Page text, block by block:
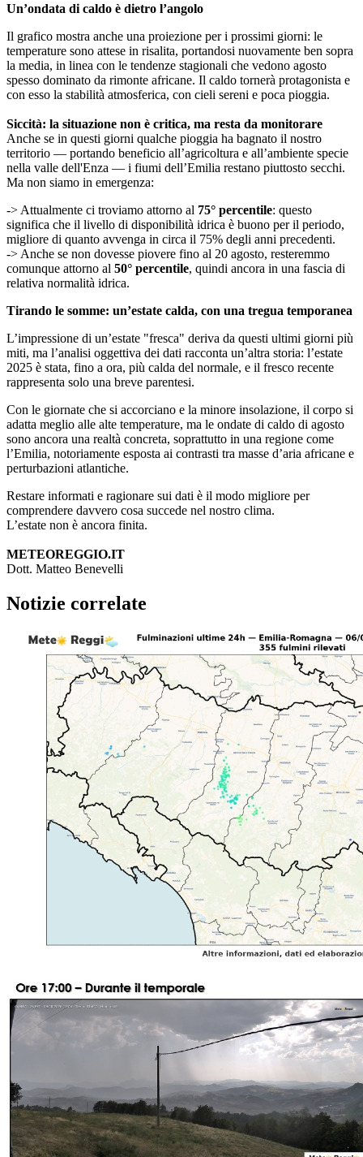
Un’ondata di caldo è dietro l’angolo
Il grafico mostra anche una proiezione per i prossimi giorni: le
temperature sono attese in risalita, portandosi nuovamente ben sopra
la media, in linea con le tendenze stagionali che vedono agosto
spesso dominato da rimonte africane. Il caldo tornerà protagonista e
con esso la stabilità atmosferica, con cieli sereni e poca pioggia.
Siccità: la situazione non è critica, ma resta da monitorare
Anche se in questi giorni qualche pioggia ha bagnato il nostro
territorio — portando beneficio all’agricoltura e all’ambiente specie
nella valle dell'Enza — i fiumi dell’Emilia restano piuttosto secchi.
Ma non siamo in emergenza:
-> Attualmente ci troviamo attorno al 75° percentile: questo
significa che il livello di disponibilità idrica è buono per il periodo,
migliore di quanto avvenga in circa il 75% degli anni precedenti.
-> Anche se non dovesse piovere fino al 20 agosto, resteremmo
comunque attorno al 50° percentile, quindi ancora in una fascia di
relativa normalità idrica.
Tirando le somme: un’estate calda, con una tregua temporanea
L’impressione di un’estate "fresca" deriva da questi ultimi giorni più
miti, ma l’analisi oggettiva dei dati racconta un’altra storia: l’estate
2025 è stata, fino a ora, più calda del normale, e il fresco recente
rappresenta solo una breve parentesi.
Con le giornate che si accorciano e la minore insolazione, il corpo si
adatta meglio alle alte temperature, ma le ondate di caldo di agosto
sono ancora una realtà concreta, soprattutto in una regione come
l’Emilia, notoriamente esposta ai contrasti tra masse d’aria africane e
perturbazioni atlantiche.
Restare informati e ragionare sui dati è il modo migliore per
comprendere davvero cosa succede nel nostro clima.
L’estate non è ancora finita.
METEOREGGIO.IT
Dott. Matteo Benevelli
Notizie correlate